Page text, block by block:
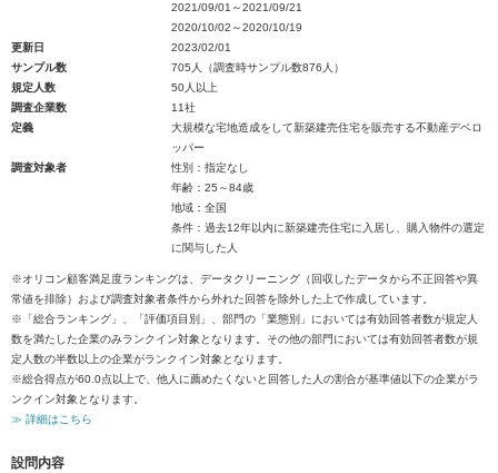
2021/09/01～2021/09/21
2020/10/02～2020/10/19
更新日
2023/02/01
サンプル数
705人（調査時サンプル数876人）
規定人数
50人以上
調査企業数
11社
定義
大規模な宅地造成をして新築建売住宅を販売する不動産デベロ
ッパー
調査対象者
性別：指定なし
年齢：25～84歳
地域：全国
条件：過去12年以内に新築建売住宅に入居し、購入物件の選定
に関与した人
※オリコン顧客満足度ランキングは、データクリーニング（回収したデータから不正回答や異
常値を排除）および調査対象者条件から外れた回答を除外した上で作成しています。
※「総合ランキング」、「評価項目別」、部門の「業態別」においては有効回答者数が規定人
数を満たした企業のみランクイン対象となります。その他の部門においては有効回答者数が規
定人数の半数以上の企業がランクイン対象となります。
※総合得点が60.0点以上で、他人に薦めたくないと回答した人の割合が基準値以下の企業がラ
ンクイン対象となります。
≫ 詳細はこちら
設問内容